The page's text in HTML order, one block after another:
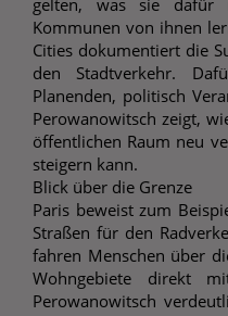
Kommunen von ihnen
Cities dokumentiert die
den Stadtverkehr.
Planenden, politisch
Perowanowitsch zeigt,
öffentlichen Raum neu
steigern kann.
Blick über die Grenze
Paris beweist zum
Straßen für den
fahren Menschen über
Wohngebiete direkt
Perowanowitsch